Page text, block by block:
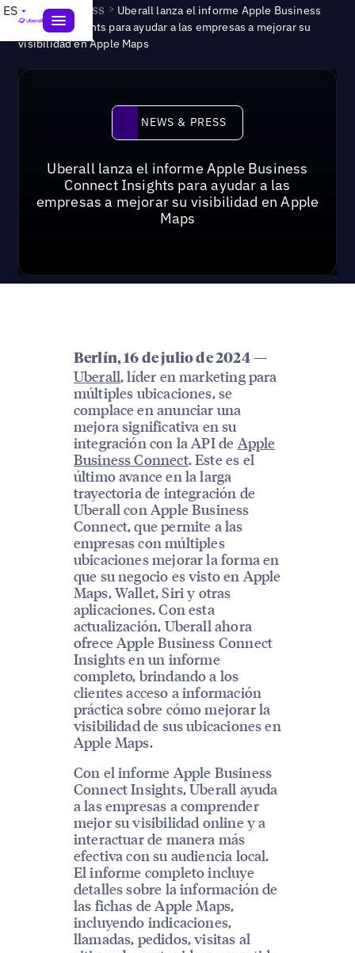
ES News & Press > Uberall lanza el informe Apple Business
Connect Insights para ayudar a las empresas a mejorar su
visibilidad en Apple Maps
News & Press
NEWS & PRESS
Uberall lanza el informe Apple Business
Connect Insights para ayudar a las
empresas a mejorar su visibilidad en Apple
Maps
Berlín, 16 de julio de 2024—
Uberall, líder en marketing para
múltiples ubicaciones, se
complace en anunciar una
mejora significativa en su
integración con la API de Apple
Business Connect. Este es el
último avance en la larga
trayectoria de integración de
Uberall con Apple Business
Connect, que permite a las
empresas con múltiples
ubicaciones mejorar la forma en
que su negocio es visto en Apple
Maps, Wallet, Siri y otras
aplicaciones. Con esta
actualización, Uberall ahora
ofrece Apple Business Connect
Insights en un informe
completo, brindando a los
clientes acceso a información
práctica sobre cómo mejorar la
visibilidad de sus ubicaciones en
Apple Maps.
Con el informe Apple Business
Connect Insights, Uberall ayuda
a las empresas a comprender
mejor su visibilidad online y a
interactuar de manera más
efectiva con su audiencia local.
El informe completo incluye
detalles sobre la información de
las fichas de Apple Maps,
incluyendo indicaciones,
llamadas, pedidos, visitas al